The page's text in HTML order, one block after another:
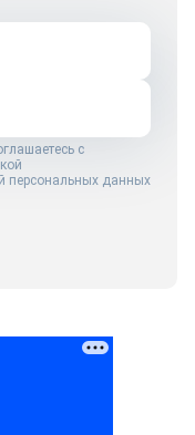
с
персональных данных